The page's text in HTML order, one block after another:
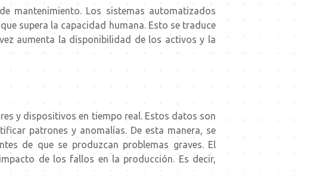
mantenimiento. Los sistemas automatizados
supera la capacidad humana. Esto se traduce
aumenta la disponibilidad de los activos y la
y dispositivos en tiempo real. Estos datos son
patrones y anomalías. De esta manera, se
de que se produzcan problemas graves. El
de los fallos en la producción. Es decir,